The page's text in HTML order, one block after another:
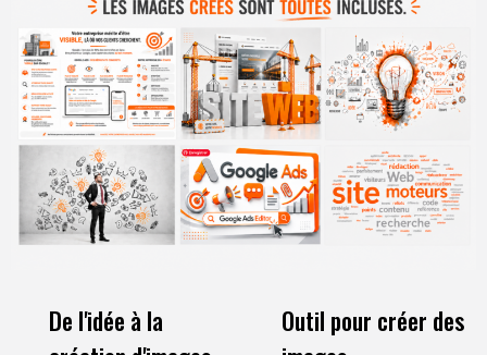
De l'idée à la
Outil pour créer des